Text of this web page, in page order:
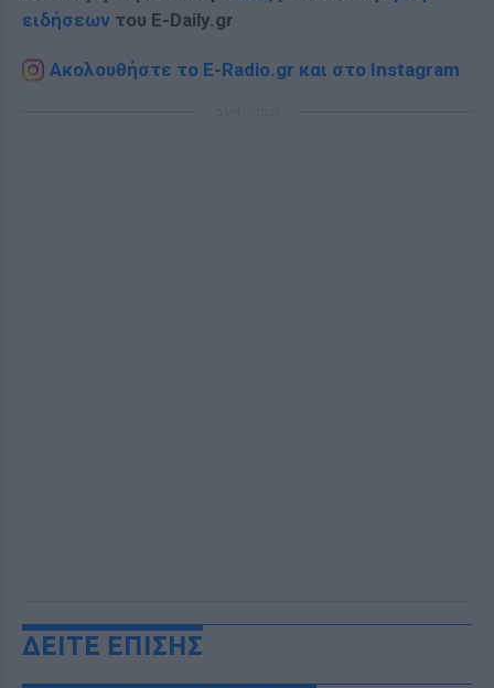
ειδήσεων του E-Daily.gr
Ακολουθήστε το E-Radio.gr και στο Instagram
ΔΕΙΤΕ ΕΠΙΣΗΣ